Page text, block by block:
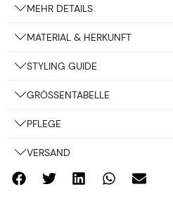
MEHR DETAILS
MATERIAL & HERKUNFT
STYLING GUIDE
GRÖSSENTABELLE
PFLEGE
VERSAND